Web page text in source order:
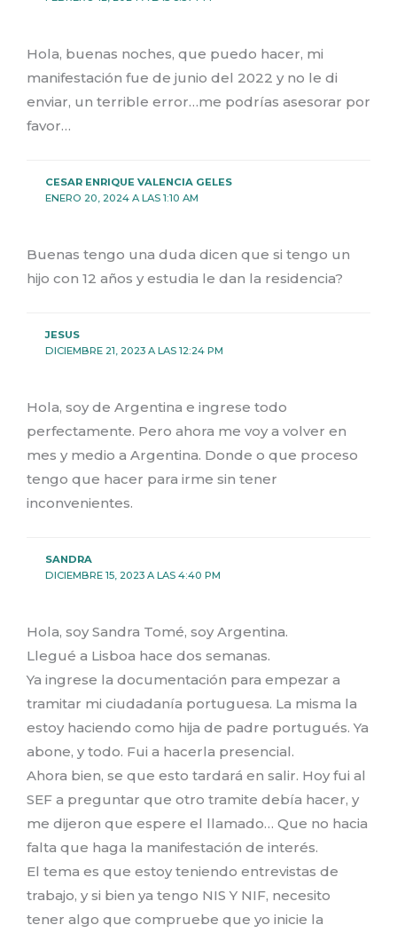
Hola, buenas noches, que puedo hacer, mi
manifestación fue de junio del 2022 y no le di
enviar, un terrible error…me podrías asesorar por
favor…
CESAR ENRIQUE VALENCIA GELES
ENERO 20, 2024 A LAS 1:10 AM
Buenas tengo una duda dicen que si tengo un
hijo con 12 años y estudia le dan la residencia?
JESUS
DICIEMBRE 21, 2023 A LAS 12:24 PM
Hola, soy de Argentina e ingrese todo
perfectamente. Pero ahora me voy a volver en
mes y medio a Argentina. Donde o que proceso
tengo que hacer para irme sin tener
inconvenientes.
SANDRA
DICIEMBRE 15, 2023 A LAS 4:40 PM
Hola, soy Sandra Tomé, soy Argentina.
Llegué a Lisboa hace dos semanas.
Ya ingrese la documentación para empezar a
tramitar mi ciudadanía portuguesa. La misma la
estoy haciendo como hija de padre portugués. Ya
abone, y todo. Fui a hacerla presencial.
Ahora bien, se que esto tardará en salir. Hoy fui al
SEF a preguntar que otro tramite debía hacer, y
me dijeron que espere el llamado… Que no hacia
falta que haga la manifestación de interés.
El tema es que estoy teniendo entrevistas de
trabajo, y si bien ya tengo NIS Y NIF, necesito
tener algo que compruebe que yo inicie la